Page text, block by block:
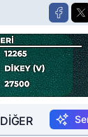
DIĞER